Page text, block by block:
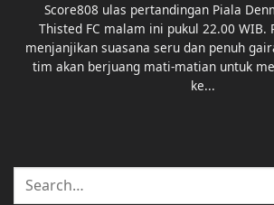
Score808 ulas pertandingan Piala
Thisted FC malam ini pukul 22.00 WIB.
menjanjikan suasana seru dan penuh
tim akan berjuang mati-matian untuk
ke...